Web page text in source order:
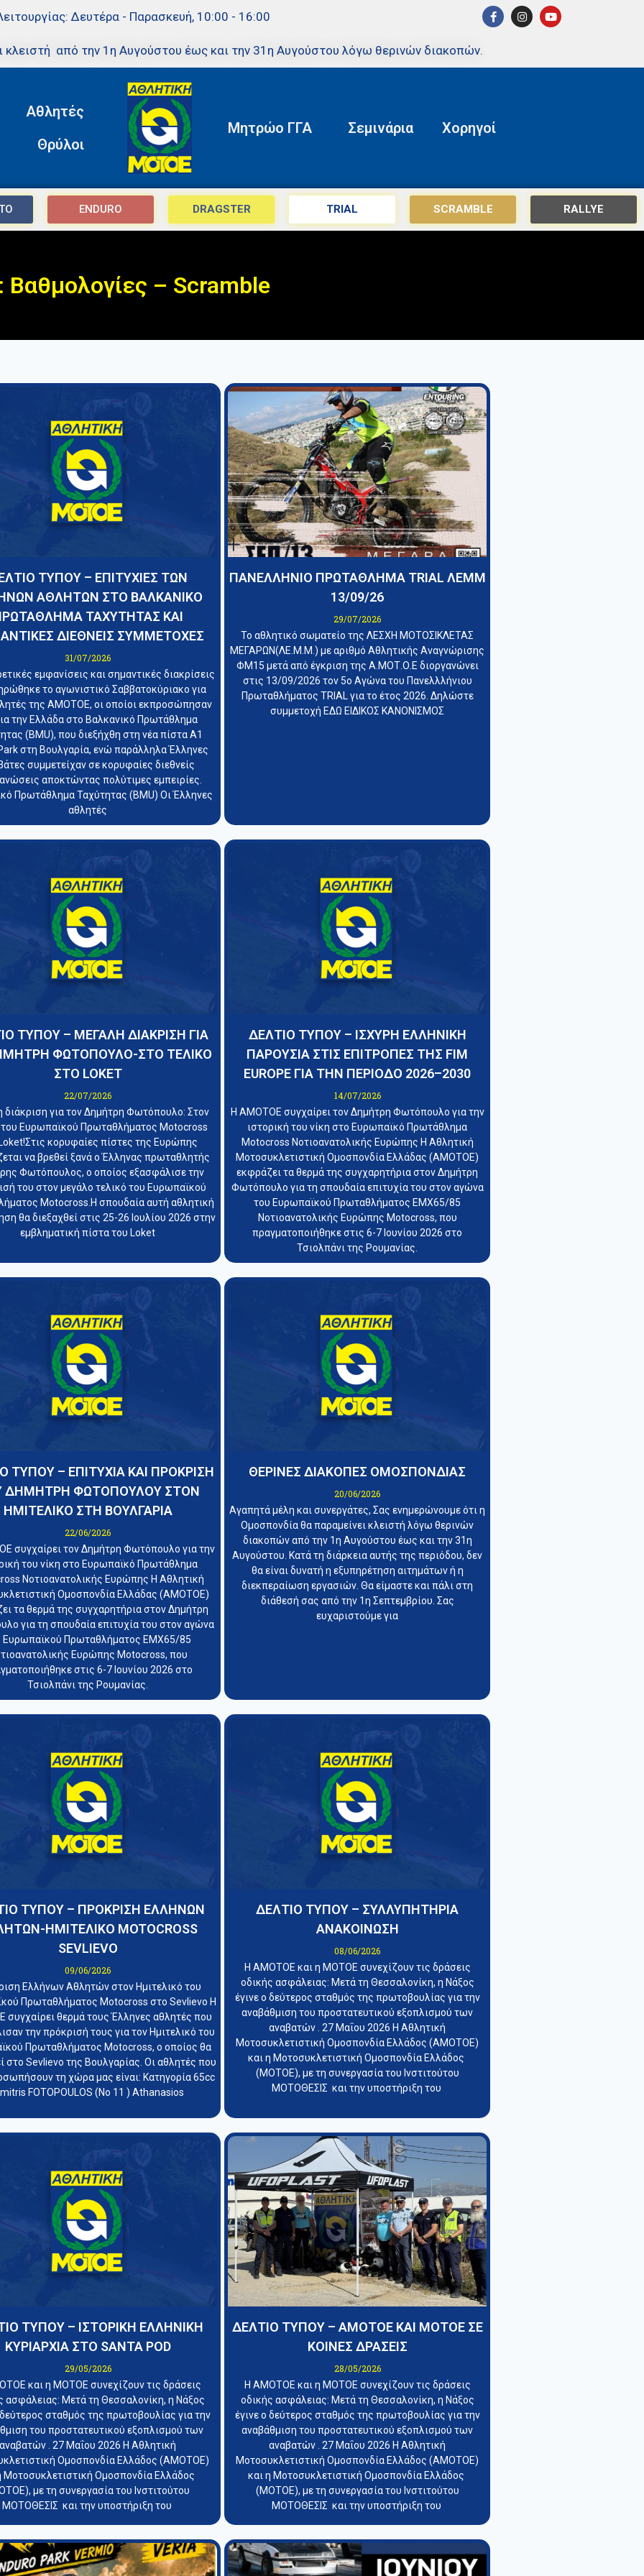
Δευτέρα - Παρασκευή, 10:00 - 16:00
κλειστή από την 1η Αυγούστου έως και την 31η Αυγούστου λόγω θερινών διακοπών.
Αθλητές
Θρύλοι
Μητρώο ΓΓΑ Σεμινάρια Χορηγοί
ENDURO DRAGSTER TRIAL SCRAMBLE RALLYE
Βαθμολογίες – Scramble
ΤΥΠΟΥ – ΕΠΙΤΥΧΙΕΣ ΤΩΝ
ΑΘΛΗΤΩΝ ΣΤΟ ΒΑΛΚΑΝΙΚΟ
ΤΑΧΥΤΗΤΑΣ ΚΑΙ
ΔΙΕΘΝΕΙΣ ΣΥΜΜΕΤΟΧΕΣ
31/07/2026
εμφανίσεις και σημαντικές διακρίσεις
το αγωνιστικό Σαββατοκύριακο για
της ΑΜΟΤΟΕ, οι οποίοι εκπροσώπησαν
την Ελλάδα στο Βαλκανικό Πρωτάθλημα
(BMU), που διεξήχθη στη νέα πίστα A1
στη Βουλγαρία, ενώ παράλληλα Έλληνες
συμμετείχαν σε κορυφαίες διεθνείς
αποκτώντας πολύτιμες εμπειρίες.
Πρωτάθλημα Ταχύτητας (BMU) Οι Έλληνες
αθλητές
ΠΑΝΕΛΛΗΝΙΟ ΠΡΩΤΑΘΛΗΜΑ TRIAL ΛΕΜΜ
13/09/26
29/07/2026
Το αθλητικό σωματείο της ΛΕΣΧΗ ΜΟΤΟΣΙΚΛΕΤΑΣ
ΜΕΓΑΡΩΝ(ΛΕ.Μ.Μ.) με αριθμό Αθλητικής Αναγνώρισης
ΦΜ15 μετά από έγκριση της Α.ΜΟΤ.Ο.Ε διοργανώνει
στις 13/09/2026 τον 5ο Αγώνα του Πανελλλήνιου
Πρωταθλήματος TRIAL για το έτος 2026. Δηλώστε
συμμετοχή ΕΔΩ ΕΙΔΙΚΟΣ ΚΑΝΟΝΙΣΜΟΣ
ΤΥΠΟΥ – ΜΕΓΑΛΗ ΔΙΑΚΡΙΣΗ ΓΙΑ
ΦΩΤΟΠΟΥΛΟ-ΣΤΟ ΤΕΛΙΚΟ
ΣΤΟ LOKET
22/07/2026
διάκριση για τον Δημήτρη Φωτόπουλο: Στον
του Ευρωπαϊκού Πρωταθλήματος Motocross
κορυφαίες πίστες της Ευρώπης
να βρεθεί ξανά ο Έλληνας πρωταθλητής
Φωτόπουλος, ο οποίος εξασφάλισε την
του στον μεγάλο τελικό του Ευρωπαϊκού
Motocross.Η σπουδαία αυτή αθλητική
θα διεξαχθεί στις 25-26 Ιουλίου 2026 στην
εμβληματική πίστα του Loket
ΔΕΛΤΙΟ ΤΥΠΟΥ – ΙΣΧΥΡΗ ΕΛΛΗΝΙΚΗ
ΠΑΡΟΥΣΙΑ ΣΤΙΣ ΕΠΙΤΡΟΠΕΣ ΤΗΣ FIM
EUROPE ΓΙΑ ΤΗΝ ΠΕΡΙΟΔΟ 2026–2030
14/07/2026
Η ΑΜΟΤΟΕ συγχαίρει τον Δημήτρη Φωτόπουλο για την
ιστορική του νίκη στο Ευρωπαϊκό Πρωτάθλημα
Motocross Νοτιοανατολικής Ευρώπης Η Αθλητική
Μοτοσυκλετιστική Ομοσπονδία Ελλάδας (ΑΜΟΤΟΕ)
εκφράζει τα θερμά της συγχαρητήρια στον Δημήτρη
Φωτόπουλο για τη σπουδαία επιτυχία του στον αγώνα
του Ευρωπαϊκού Πρωταθλήματος EMX65/85
Νοτιοανατολικής Ευρώπης Motocross, που
πραγματοποιήθηκε στις 6-7 Ιουνίου 2026 στο
Τσιολπάνι της Ρουμανίας.
ΤΥΠΟΥ – ΕΠΙΤΥΧΙΑ ΚΑΙ ΠΡΟΚΡΙΣΗ
ΔΗΜΗΤΡΗ ΦΩΤΟΠΟΥΛΟΥ ΣΤΟΝ
ΗΜΙΤΕΛΙΚΟ ΣΤΗ ΒΟΥΛΓΑΡΙΑ
22/06/2026
συγχαίρει τον Δημήτρη Φωτόπουλο για την
του νίκη στο Ευρωπαϊκό Πρωτάθλημα
Νοτιοανατολικής Ευρώπης Η Αθλητική
Ομοσπονδία Ελλάδας (ΑΜΟΤΟΕ)
τα θερμά της συγχαρητήρια στον Δημήτρη
για τη σπουδαία επιτυχία του στον αγώνα
Ευρωπαϊκού Πρωταθλήματος EMX65/85
Ευρώπης Motocross, που
στις 6-7 Ιουνίου 2026 στο
Τσιολπάνι της Ρουμανίας.
ΘΕΡΙΝΕΣ ΔΙΑΚΟΠΕΣ ΟΜΟΣΠΟΝΔΙΑΣ
20/06/2026
Αγαπητά μέλη και συνεργάτες, Σας ενημερώνουμε ότι η
Ομοσπονδία θα παραμείνει κλειστή λόγω θερινών
διακοπών από την 1η Αυγούστου έως και την 31η
Αυγούστου. Κατά τη διάρκεια αυτής της περιόδου, δεν
θα είναι δυνατή η εξυπηρέτηση αιτημάτων ή η
διεκπεραίωση εργασιών. Θα είμαστε και πάλι στη
διάθεσή σας από την 1η Σεπτεμβρίου. Σας
ευχαριστούμε για
ΤΥΠΟΥ – ΠΡΟΚΡΙΣΗ ΕΛΛΗΝΩΝ
ΗΜΙΤΕΛΙΚΟ MOTOCROSS
SEVLIEVO
09/06/2026
Ελλήνων Αθλητών στον Ημιτελικό του
Πρωταθλήματος Motocross στο Sevlievo Η
θερμά τους Έλληνες αθλητές που
την πρόκρισή τους για τον Ημιτελικό του
Πρωταθλήματος Motocross, ο οποίος θα
στο Sevlievo της Βουλγαρίας. Οι αθλητές που
τη χώρα μας είναι: Κατηγορία 65cc
FOTOPOULOS (Νο 11 ) Athanasios
ΔΕΛΤΙΟ ΤΥΠΟΥ – ΣΥΛΛΥΠΗΤΗΡΙΑ
ΑΝΑΚΟΙΝΩΣΗ
08/06/2026
Η ΑΜΟΤΟΕ και η ΜΟΤΟΕ συνεχίζουν τις δράσεις
οδικής ασφάλειας: Μετά τη Θεσσαλονίκη, η Νάξος
έγινε ο δεύτερος σταθμός της πρωτοβουλίας για την
αναβάθμιση του προστατευτικού εξοπλισμού των
αναβατών . 27 Μαΐου 2026 Η Αθλητική
Μοτοσυκλετιστική Ομοσπονδία Ελλάδος (ΑΜΟΤΟΕ)
και η Μοτοσυκλετιστική Ομοσπονδία Ελλάδος
(ΜΟΤΟΕ), με τη συνεργασία του Ινστιτούτου
ΜΟΤΟΘΕΣΙΣ και την υποστήριξη του
ΤΥΠΟΥ – ΙΣΤΟΡΙΚΗ ΕΛΛΗΝΙΚΗ
ΚΥΡΙΑΡΧΙΑ ΣΤΟ SANTA POD
29/05/2026
και η ΜΟΤΟΕ συνεχίζουν τις δράσεις
ασφάλειας: Μετά τη Θεσσαλονίκη, η Νάξος
δεύτερος σταθμός της πρωτοβουλίας για την
του προστατευτικού εξοπλισμού των
αναβατών . 27 Μαΐου 2026 Η Αθλητική
Ομοσπονδία Ελλάδος (ΑΜΟΤΟΕ)
Μοτοσυκλετιστική Ομοσπονδία Ελλάδος
με τη συνεργασία του Ινστιτούτου
ΜΟΤΟΘΕΣΙΣ και την υποστήριξη του
ΔΕΛΤΙΟ ΤΥΠΟΥ – ΑΜΟΤΟΕ ΚΑΙ ΜΟΤΟΕ ΣΕ
ΚΟΙΝΕΣ ΔΡΑΣΕΙΣ
28/05/2026
Η ΑΜΟΤΟΕ και η ΜΟΤΟΕ συνεχίζουν τις δράσεις
οδικής ασφάλειας: Μετά τη Θεσσαλονίκη, η Νάξος
έγινε ο δεύτερος σταθμός της πρωτοβουλίας για την
αναβάθμιση του προστατευτικού εξοπλισμού των
αναβατών . 27 Μαΐου 2026 Η Αθλητική
Μοτοσυκλετιστική Ομοσπονδία Ελλάδος (ΑΜΟΤΟΕ)
και η Μοτοσυκλετιστική Ομοσπονδία Ελλάδος
(ΜΟΤΟΕ), με τη συνεργασία του Ινστιτούτου
ΜΟΤΟΘΕΣΙΣ και την υποστήριξη του